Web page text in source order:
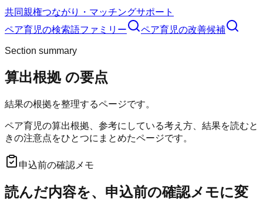
共同親権つながり・マッチングサポート
ペア育児の検索語ファミリー ペア育児の改善候補
Section summary
算出根拠の要点
結果の根拠を整理するページです。
ペア育児の算出根拠、参考にしている考え方、結果を読むと
きの注意点をひとつにまとめたページです。
申込前の確認メモ
読んだ内容を、申込前の確認メモに変